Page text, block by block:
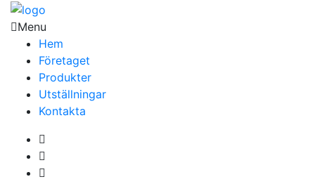
Menu
Hem
Företaget
Produkter
Utställningar
Kontakta